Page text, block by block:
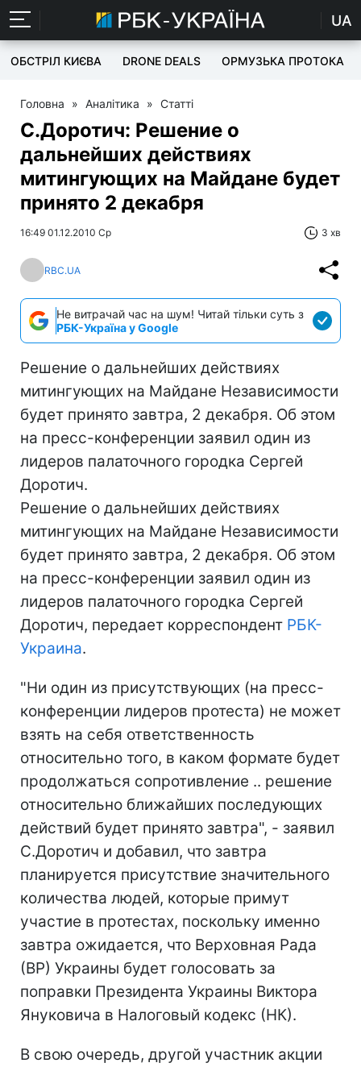
UA
ОБСТРІЛ КИЄВА DRONE DEALS ОРМУЗЬКА ПРОТОКА
Головна » Аналітика » Статті
С.Доротич: Решение о
дальнейших действиях
митингующих на Майдане будет
принято 2 декабря
16:49 01.12.2010 Ср 3 хв
RBC.UA
Не витрачай час на шум! Читай тільки суть з
РБК-Україна у Google
Решение о дальнейших действиях
митингующих на Майдане Независимости
будет принято завтра, 2 декабря. Об этом
на пресс-конференции заявил один из
лидеров палаточного городка Сергей
Доротич.
Решение о дальнейших действиях
митингующих на Майдане Независимости
будет принято завтра, 2 декабря. Об этом
на пресс-конференции заявил один из
лидеров палаточного городка Сергей
Доротич, передает корреспондент РБК-
Украина.
"Ни один из присутствующих (на пресс-
конференции лидеров протеста) не может
взять на себя ответственность
относительно того, в каком формате будет
продолжаться сопротивление .. решение
относительно ближайших последующих
действий будет принято завтра", - заявил
С.Доротич и добавил, что завтра
планируется присутствие значительного
количества людей, которые примут
участие в протестах, поскольку именно
завтра ожидается, что Верховная Рада
(ВР) Украины будет голосовать за
поправки Президента Украины Виктора
Януковича в Налоговый кодекс (НК).
В свою очередь, другой участник акции